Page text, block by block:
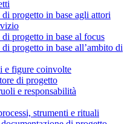
progetto in base agli attori
progetto in base al focus
progetto in base all’ambito di
e figure coinvolte
di progetto
e responsabilità
strumenti e rituali